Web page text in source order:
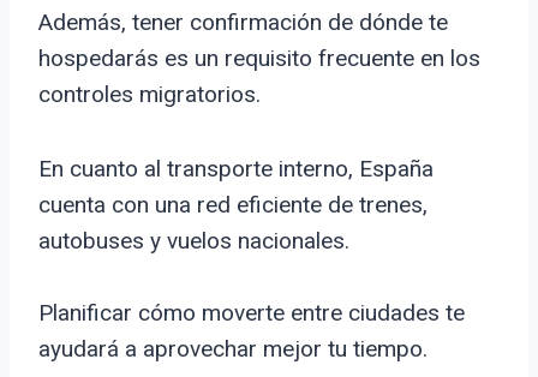
Además, tener confirmación de dónde te
hospedarás es un requisito frecuente en los
controles migratorios.
En cuanto al transporte interno, España
cuenta con una red eficiente de trenes,
autobuses y vuelos nacionales.
Planificar cómo moverte entre ciudades te
ayudará a aprovechar mejor tu tiempo.